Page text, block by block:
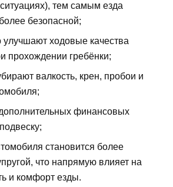
тем самым езда
безопасной;
улучшают ходовые качества
прохождении гребёнки;
валкость, крен, пробои и
финансовых
становится более
что напрямую влияет на
и комфорт езды.